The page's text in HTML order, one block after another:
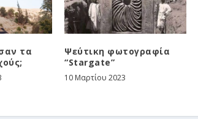
τα
Ψεύτικη φωτογραφία
“Stargate”
10 Μαρτίου 2023